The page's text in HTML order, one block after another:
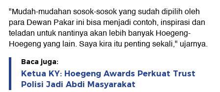
"Mudah-mudahan sosok-sosok yang sudah dipilih oleh
para Dewan Pakar ini bisa menjadi contoh, inspirasi dan
teladan untuk nantinya akan lebih banyak Hoegeng-
Hoegeng yang lain. Saya kira itu penting sekali," ujarnya.
Baca juga:
Ketua KY: Hoegeng Awards Perkuat Trust
Polisi Jadi Abdi Masyarakat